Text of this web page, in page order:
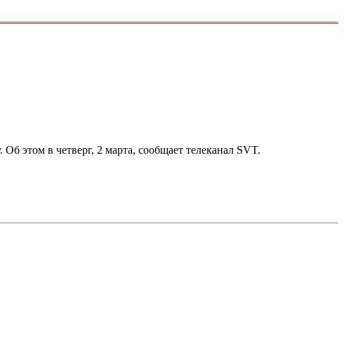
этом в четверг, 2 марта, сообщает телеканал SVT.